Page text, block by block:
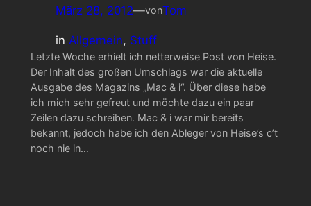
März 28, 2012—vonTom
in Allgemein, Stuff
Letzte Woche erhielt ich netterweise Post von Heise.
Der Inhalt des großen Umschlags war die aktuelle
Ausgabe des Magazins „Mac & i“. Über diese habe
ich mich sehr gefreut und möchte dazu ein paar
Zeilen dazu schreiben. Mac & i war mir bereits
bekannt, jedoch habe ich den Ableger von Heise’s c’t
noch nie in…